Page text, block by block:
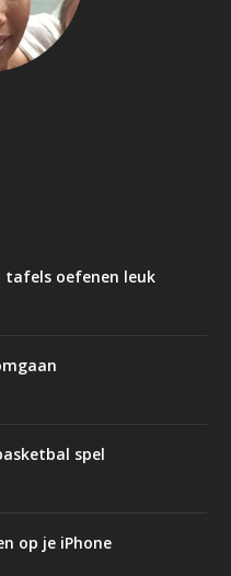
tafels oefenen leuk
spel
op je iPhone